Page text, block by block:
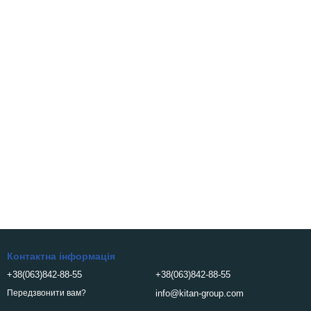
Контактна інформація
+38(063)842-88-55
Передзвонити вам?
+38(063)842-88-55
info@kitan-group.com